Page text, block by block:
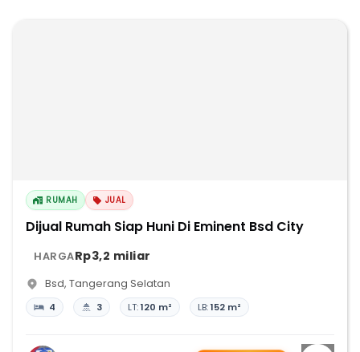
RUMAH JUAL
Dijual Rumah Siap Huni Di Eminent Bsd City
HARGARp3,2 miliar
Bsd, Tangerang Selatan
4 3 LT:120 m² LB:152 m²